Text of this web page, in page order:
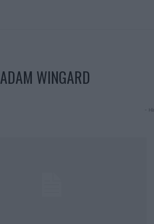
ADAM WINGARD
-